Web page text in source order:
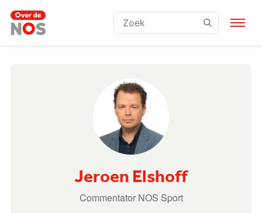
Zoeken:
Jeroen Elshoff
Commentator NOS Sport